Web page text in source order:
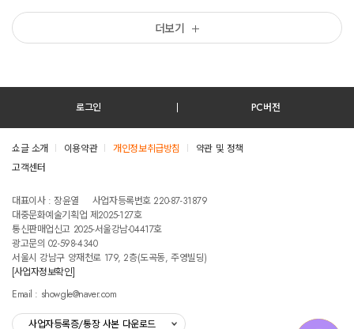
더보기
로그인 PC버전
쇼글 소개 이용약관 개인정보취급방침
약관 및 정책
고객센터
대표이사 : 장윤열
사업자등록번호 220-87-31879
대중문화예술기획업 제2025-127호
통신판매업신고 2025-서울강남-04417호
광고문의 02-598-4340
서울시 강남구 양재천로 179, 2층(도곡동, 주영빌딩)
[사업자정보확인]
Email : showgle@naver.com
사업자등록증/통장 사본 다운로드